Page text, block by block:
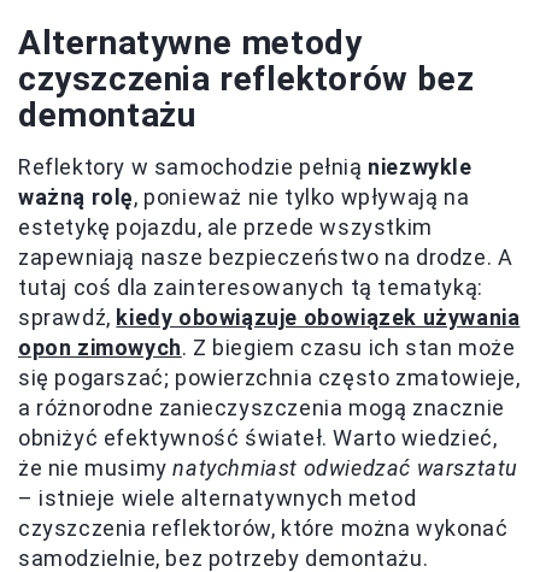
Alternatywne metody
czyszczenia reflektorów bez
demontażu
Reflektory w samochodzie pełnią niezwykle
ważną rolę, ponieważ nie tylko wpływają na
estetykę pojazdu, ale przede wszystkim
zapewniają nasze bezpieczeństwo na drodze. A
tutaj coś dla zainteresowanych tą tematyką:
sprawdź, kiedy obowiązuje obowiązek używania
opon zimowych. Z biegiem czasu ich stan może
się pogarszać; powierzchnia często zmatowieje,
a różnorodne zanieczyszczenia mogą znacznie
obniżyć efektywność świateł. Warto wiedzieć,
że nie musimynatychmiast odwiedzać warsztatu
– istnieje wiele alternatywnych metod
czyszczenia reflektorów, które można wykonać
samodzielnie, bez potrzeby demontażu.